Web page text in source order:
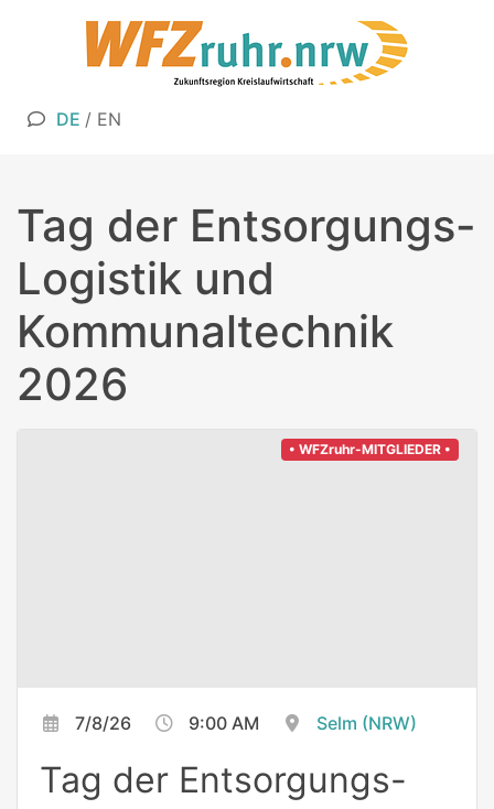
DE / EN
Tag der Entsorgungs-
Logistik und
Kommunaltechnik
2026
• WFZruhr-MITGLIEDER •
7/8/26 9:00 AM Selm (NRW)
Tag der Entsorgungs-